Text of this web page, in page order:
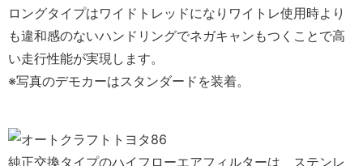
ロングタイプはワイドトレッドになりワイトレ使用時より
も違和感のないハンドリングでネガキャンもつくことで高
い走行性能が実現します。
※写真のデモカーはスタンダードを装着。
純正交換タイプのハイフローエアフィルターは、ステンレ